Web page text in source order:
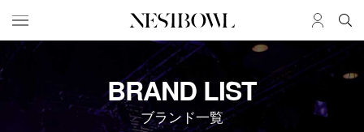
求人検索
新着求人
BRAND LIST
ブランド一覧